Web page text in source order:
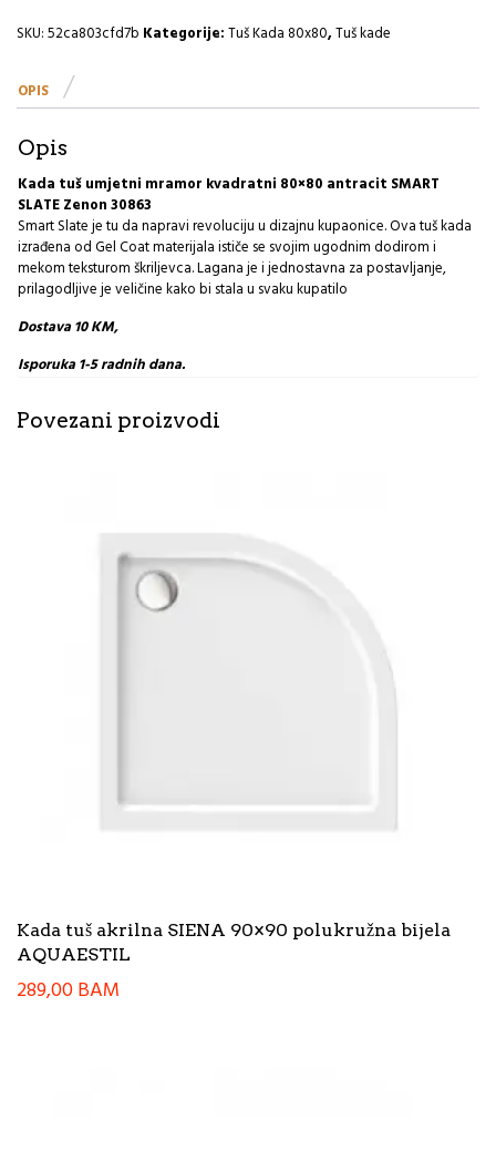
mramor
SMART
Zenon
SKU:52ca803cfd7b Kategorije:Tuš Kada 80x80,Tuš kade
OPIS
Opis
Kada tuš umjetni mramor kvadratni 80×80 antracit SMART
SLATE Zenon 30863
Smart Slate je tu da napravi revoluciju u dizajnu kupaonice. Ova tuš kada
izrađena od Gel Coat materijala ističe se svojim ugodnim dodirom i
mekom teksturom škriljevca. Lagana je i jednostavna za postavljanje,
prilagodljive je veličine kako bi stala u svaku kupatilo
Dostava 10 KM,
Isporuka 1-5 radnih dana.
Povezani proizvodi
Kada tuš akrilna SIENA 90×90 polukružna bijela
AQUAESTIL
289,00BAM